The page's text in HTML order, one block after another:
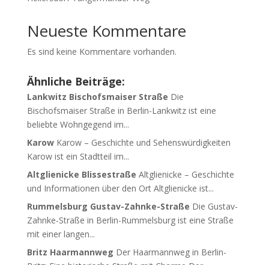
Neueste Kommentare
Es sind keine Kommentare vorhanden.
Ähnliche Beiträge:
Lankwitz Bischofsmaiser Straße Die
Bischofsmaiser Straße in Berlin-Lankwitz ist eine
beliebte Wohngegend im...
Karow Karow – Geschichte und Sehenswürdigkeiten
Karow ist ein Stadtteil im...
Altglienicke Blissestraße Altglienicke – Geschichte
und Informationen über den Ort Altglienicke ist...
Rummelsburg Gustav-Zahnke-Straße Die Gustav-
Zahnke-Straße in Berlin-Rummelsburg ist eine Straße
mit einer langen...
Britz Haarmannweg Der Haarmannweg in Berlin-